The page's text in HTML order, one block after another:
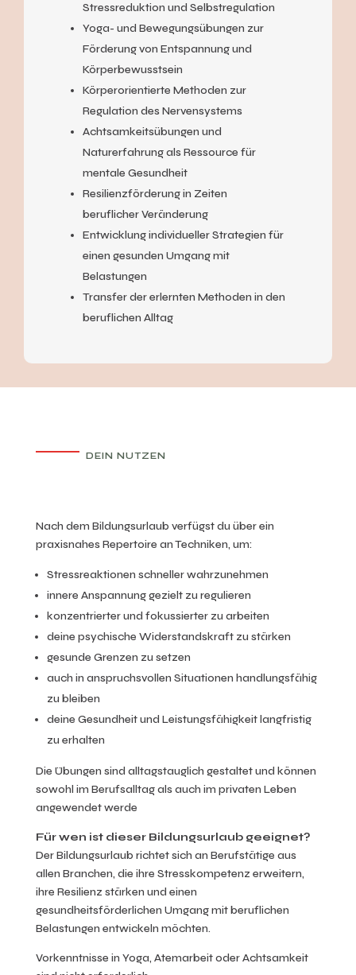
Stressreduktion und Selbstregulation
Yoga- und Bewegungsübungen zur
Förderung von Entspannung und
Körperbewusstsein
Körperorientierte Methoden zur
Regulation des Nervensystems
Achtsamkeitsübungen und
Naturerfahrung als Ressource für
mentale Gesundheit
Resilienzförderung in Zeiten
beruflicher Veränderung
Entwicklung individueller Strategien für
einen gesunden Umgang mit
Belastungen
Transfer der erlernten Methoden in den
beruflichen Alltag
DEIN NUTZEN
Nach dem Bildungsurlaub verfügst du über ein
praxisnahes Repertoire an Techniken, um:
Stressreaktionen schneller wahrzunehmen
innere Anspannung gezielt zu regulieren
konzentrierter und fokussierter zu arbeiten
deine psychische Widerstandskraft zu stärken
gesunde Grenzen zu setzen
auch in anspruchsvollen Situationen handlungsfähig
zu bleiben
deine Gesundheit und Leistungsfähigkeit langfristig
zu erhalten
Die Übungen sind alltagstauglich gestaltet und können
sowohl im Berufsalltag als auch im privaten Leben
angewendet werde
Für wen ist dieser Bildungsurlaub geeignet?
Der Bildungsurlaub richtet sich an Berufstätige aus
allen Branchen, die ihre Stresskompetenz erweitern,
ihre Resilienz stärken und einen
gesundheitsförderlichen Umgang mit beruflichen
Belastungen entwickeln möchten.
Vorkenntnisse in Yoga, Atemarbeit oder Achtsamkeit